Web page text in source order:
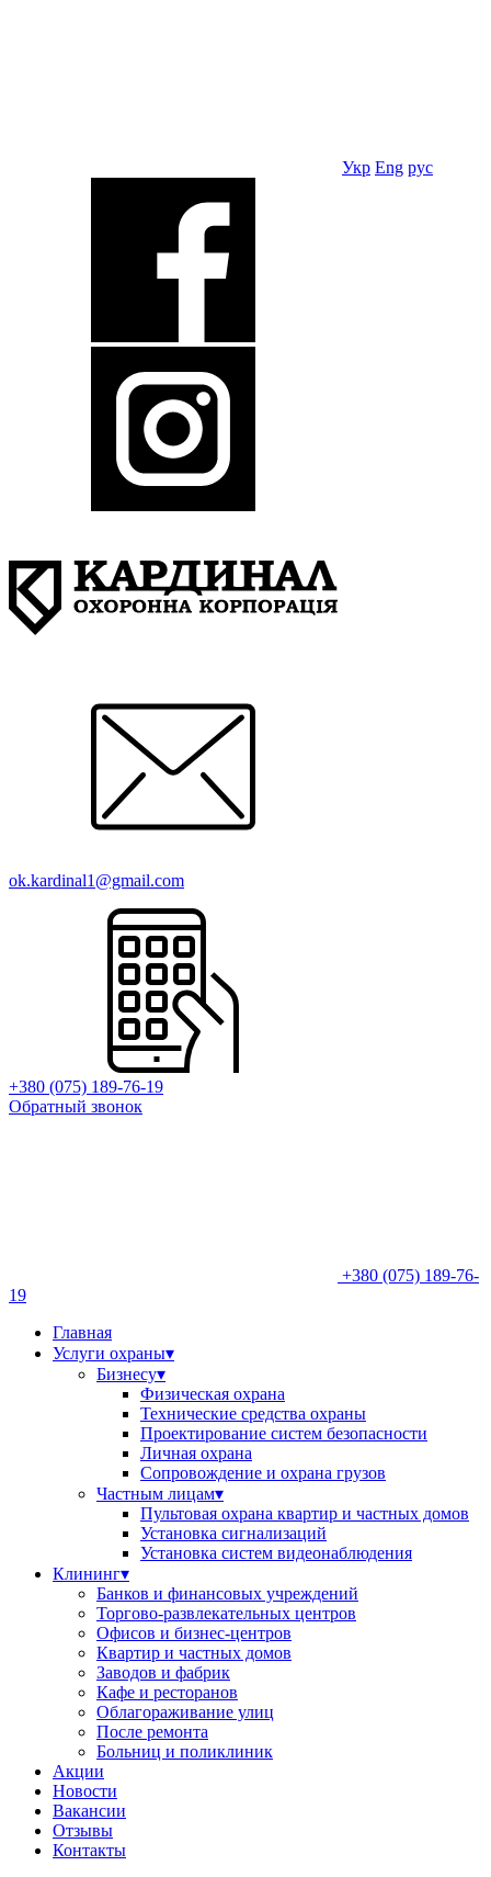
Укр Eng рус
ok.kardinal1@gmail.com
+380 (075) 189-76-19
Обратный звонок
+380 (075) 189-76-
19
Главная
Услуги охраны▾
Бизнесу▾
Физическая охрана
Технические средства охраны
Проектирование систем безопасности
Личная охрана
Сопровождение и охрана грузов
Частным лицам▾
Пультовая охрана квартир и частных домов
Установка сигнализаций
Установка систем видеонаблюдения
Клининг▾
Банков и финансовых учреждений
Торгово-развлекательных центров
Офисов и бизнес-центров
Квартир и частных домов
Заводов и фабрик
Кафе и ресторанов
Облагораживание улиц
После ремонта
Больниц и поликлиник
Акции
Новости
Вакансии
Отзывы
Контакты